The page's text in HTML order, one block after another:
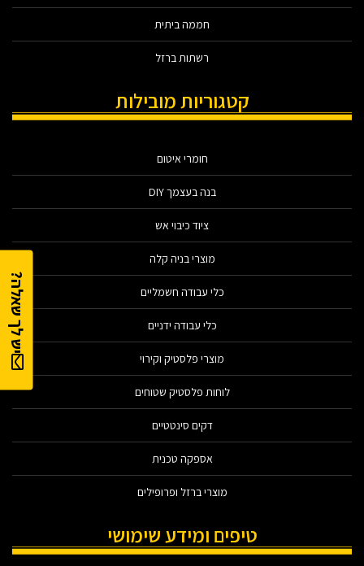
יש לך שאלה?
חממה ביתית
רשתות ברזל
קטגוריות מובילות
חומרי איטום
בנה בעצמך DIY
ציוד כיבוי אש
מוצרי בניה קלה
כלי עבודה חשמליים
כלי עבודה ידניים
מוצרי פלסטיק וקירוי
לוחות פלסטיק שטוחים
דקים סינטטיים
אספקה טכנית
מוצרי ברזל ופרופילים
טיפים ומידע שימושי